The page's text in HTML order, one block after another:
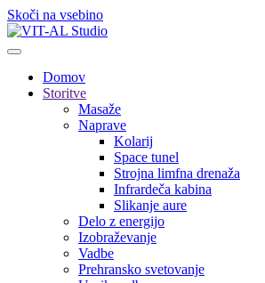
Skoči na vsebino
Domov
Storitve
Masaže
Naprave
Kolarij
Space tunel
Strojna limfna drenaža
Infrardeča kabina
Slikanje aure
Delo z energijo
Izobraževanje
Vadbe
Prehransko svetovanje